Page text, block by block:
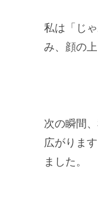
私は「じ
み、顔の
次の瞬間
広がりま
ました。